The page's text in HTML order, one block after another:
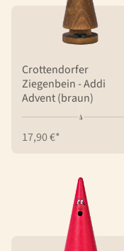
Crottendorfer
Ziegenbein - Addi
Advent (braun)
17,90 €*